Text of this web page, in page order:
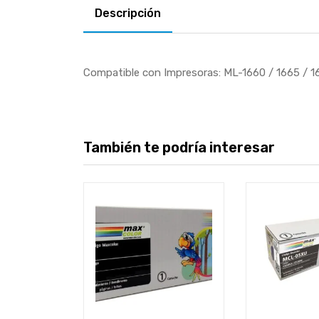
Descripción
Compatible con Impresoras: ML-1660 / 1665 /
También te podría interesar